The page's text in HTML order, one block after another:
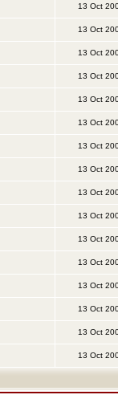
13 Oct
13 Oct
13 Oct
13 Oct
13 Oct
13 Oct
13 Oct
13 Oct
13 Oct
13 Oct
13 Oct
13 Oct
13 Oct
13 Oct
13 Oct
13 Oct